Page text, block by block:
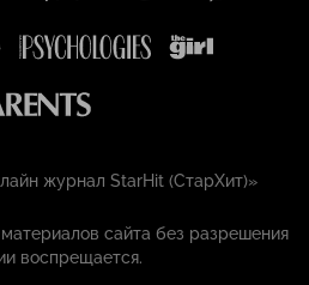
журнал StarHit (СтарХит)»
сайта без разрешения
воспрещается.